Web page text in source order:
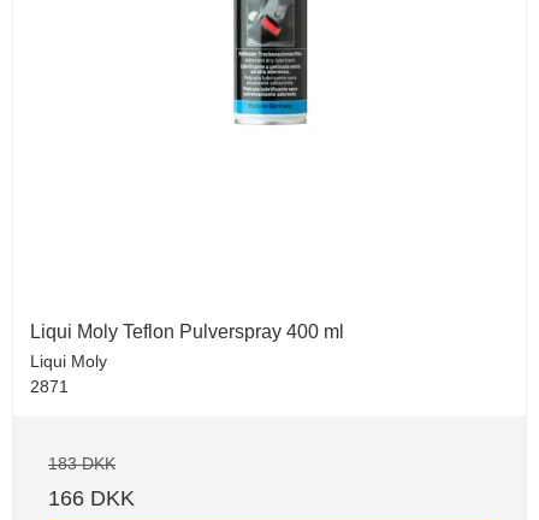
Liqui Moly Teflon Pulverspray 400 ml
Liqui Moly
2871
183 DKK
166 DKK